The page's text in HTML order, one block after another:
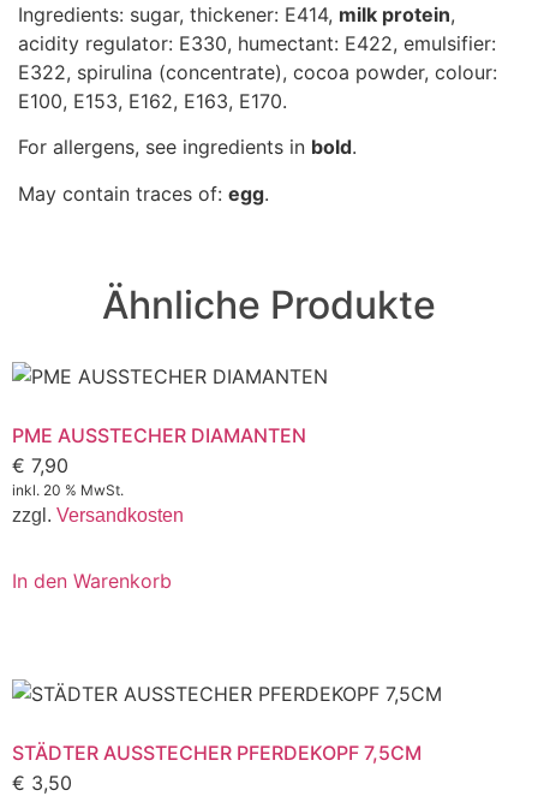
Ingredients: sugar, thickener: E414, milk protein,
acidity regulator: E330, humectant: E422, emulsifier:
E322, spirulina (concentrate), cocoa powder, colour:
E100, E153, E162, E163, E170.
For allergens, see ingredients in bold.
May contain traces of: egg.
Ähnliche Produkte
PME AUSSTECHER DIAMANTEN
€ 7,90
inkl. 20 % MwSt.
zzgl. Versandkosten
In den Warenkorb
STÄDTER AUSSTECHER PFERDEKOPF 7,5CM
€ 3,50